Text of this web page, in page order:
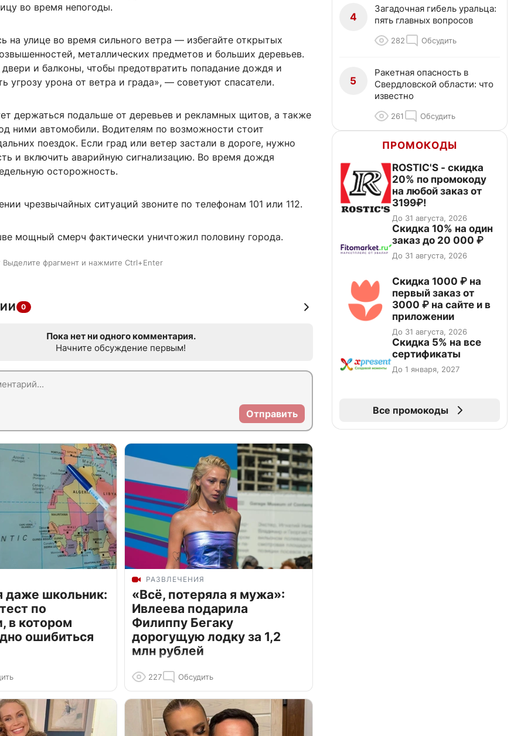
во время непогоды.
на улице во время сильного ветра — избегайте открытых
металлических предметов и больших деревьев.
двери и балконы, чтобы предотвратить попадание дождя и
угрозу урона от ветра и града», — советуют спасатели.
держаться подальше от деревьев и рекламных щитов, а также
ними автомобили. Водителям по возможности стоит
поездок. Если град или ветер застали в дороге, нужно
и включить аварийную сигнализацию. Во время дождя
осторожность.
чрезвычайных ситуаций звоните по телефонам 101 или 112.
мощный смерч фактически уничтожил половину города.
Выделите фрагмент и нажмите Ctrl+Enter
0
Пока нет ни одного комментария.
Начните обсуждение первым!
Отправить
даже школьник:
по
в котором
ошибиться
РАЗВЛЕЧЕНИЯ
«Всё, потеряла я мужа»:
Ивлеева подарила
Филиппу Бегаку
дорогущую лодку за 1,2
млн рублей
227 Обсудить
4
Загадочная гибель уральца:
пять главных вопросов
282 Обсудить
5
Ракетная опасность в
Свердловской области: что
известно
261 Обсудить
ПРОМОКОДЫ
ROSTIC'S - скидка
20% по промокоду
на любой заказ от
3199₽!
До 31 августа, 2026
Скидка 10% на один
заказ до 20 000 ₽
До 31 августа, 2026
Скидка 1000 ₽ на
первый заказ от
3000 ₽ на сайте и в
приложении
До 31 августа, 2026
Скидка 5% на все
сертификаты
До 1 января, 2027
Все промокоды